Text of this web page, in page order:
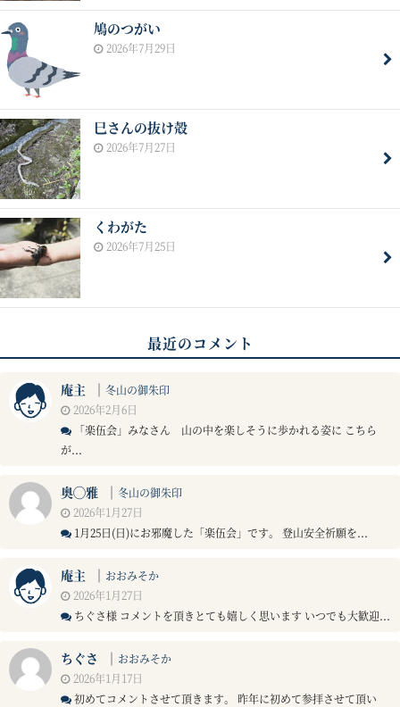
鳩のつがい
2026年7月29日
巳さんの抜け殻
2026年7月27日
くわがた
2026年7月25日
最近のコメント
庵主 ｜ 冬山の御朱印
2026年2月6日
「楽伍会」みなさん 山の中を楽しそうに歩かれる姿に こちら
が...
奥◯雅 ｜ 冬山の御朱印
2026年1月27日
1月25日(日)にお邪魔した「楽伍会」です。 登山安全祈願を...
庵主 ｜ おおみそか
2026年1月27日
ちぐさ様 コメントを頂きとても嬉しく思います いつでも大歓迎...
ちぐさ ｜ おおみそか
2026年1月17日
初めてコメントさせて頂きます。 昨年に初めて参拝させて頂い